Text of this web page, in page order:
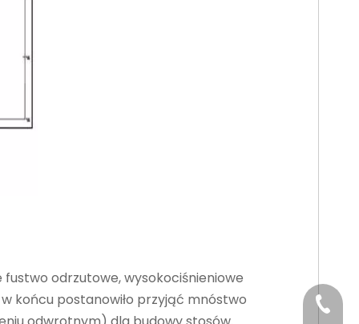
odrzutowe, wysokociśnieniowe
końcu postanowiło przyjąć mnóstwo
+86-